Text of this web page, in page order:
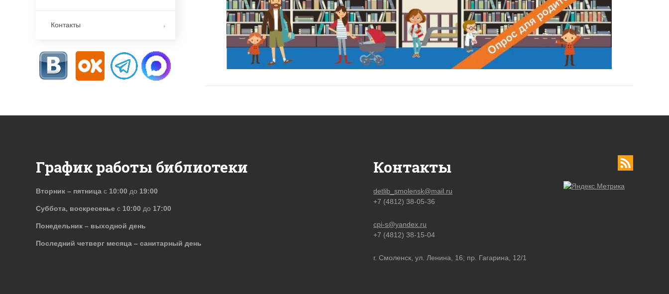
Контакты
Контакты
detlib_smolensk@mail.ru
+7 (4812) 38-05-36
cpi-s@yandex.ru
+7 (4812) 38-15-04
г. Смоленск, ул. Ленина, 16; пр. Гагарина, 12/1
График работы библиотеки
Вторник – пятница с 10:00 до 19:00
Суббота, воскресенье с 10:00 до 17:00
Понедельник – выходной день
Последний четверг месяца – санитарный день